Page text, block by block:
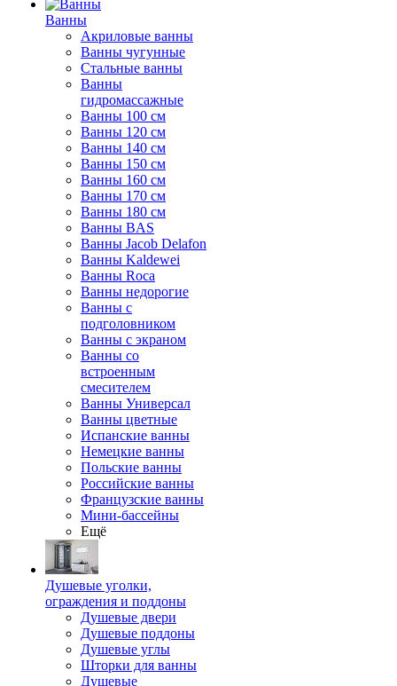
Ванны
Акриловые ванны
Ванны чугунные
Стальные ванны
Ванны
гидромассажные
Ванны 100 см
Ванны 120 см
Ванны 140 см
Ванны 150 см
Ванны 160 см
Ванны 170 см
Ванны 180 см
Ванны BAS
Ванны Jacob Delafon
Ванны Kaldewei
Ванны Roca
Ванны недорогие
Ванны с
подголовником
Ванны с экраном
Ванны со
встроенным
смесителем
Ванны Универсал
Ванны цветные
Испанские ванны
Немецкие ванны
Польские ванны
Российские ванны
Французские ванны
Мини-бассейны
Ещё
Душевые уголки,
ограждения и поддоны
Душевые двери
Душевые поддоны
Душевые углы
Шторки для ванны
Душевые